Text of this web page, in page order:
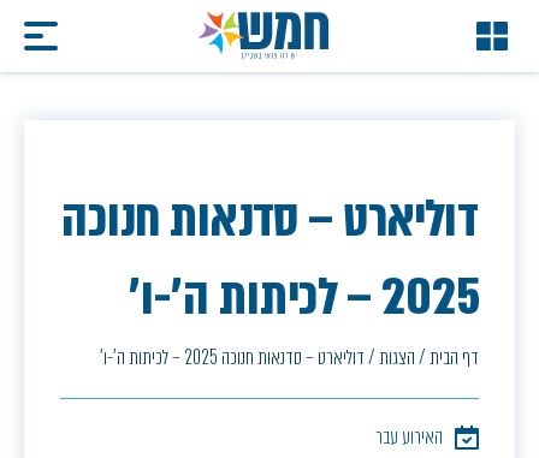
דוליארט – סדנאות חנוכה
2025 – לכיתות ה'-ו'
דף הבית/הצגות/דוליארט – סדנאות חנוכה 2025 – לכיתות ה'-ו'
האירוע עבר